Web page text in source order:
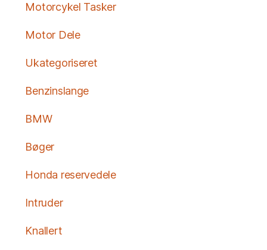
Motorcykel Tasker
Motor Dele
Ukategoriseret
Benzinslange
BMW
Bøger
Honda reservedele
Intruder
Knallert